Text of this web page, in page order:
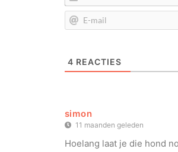
4 REACTIES
simon
11 maanden geleden
Hoelang laat je die hond